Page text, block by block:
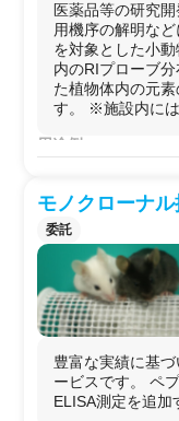
医薬品等の研究
用機序の解明な
を対象とした小
内のRIプローブ
た植物体内の元
す。 ※施設内に
用途例
医薬品・化粧品
モノクローナル
委託
豊富な実績に基
ービスです。 ペ
ELISA測定を追加